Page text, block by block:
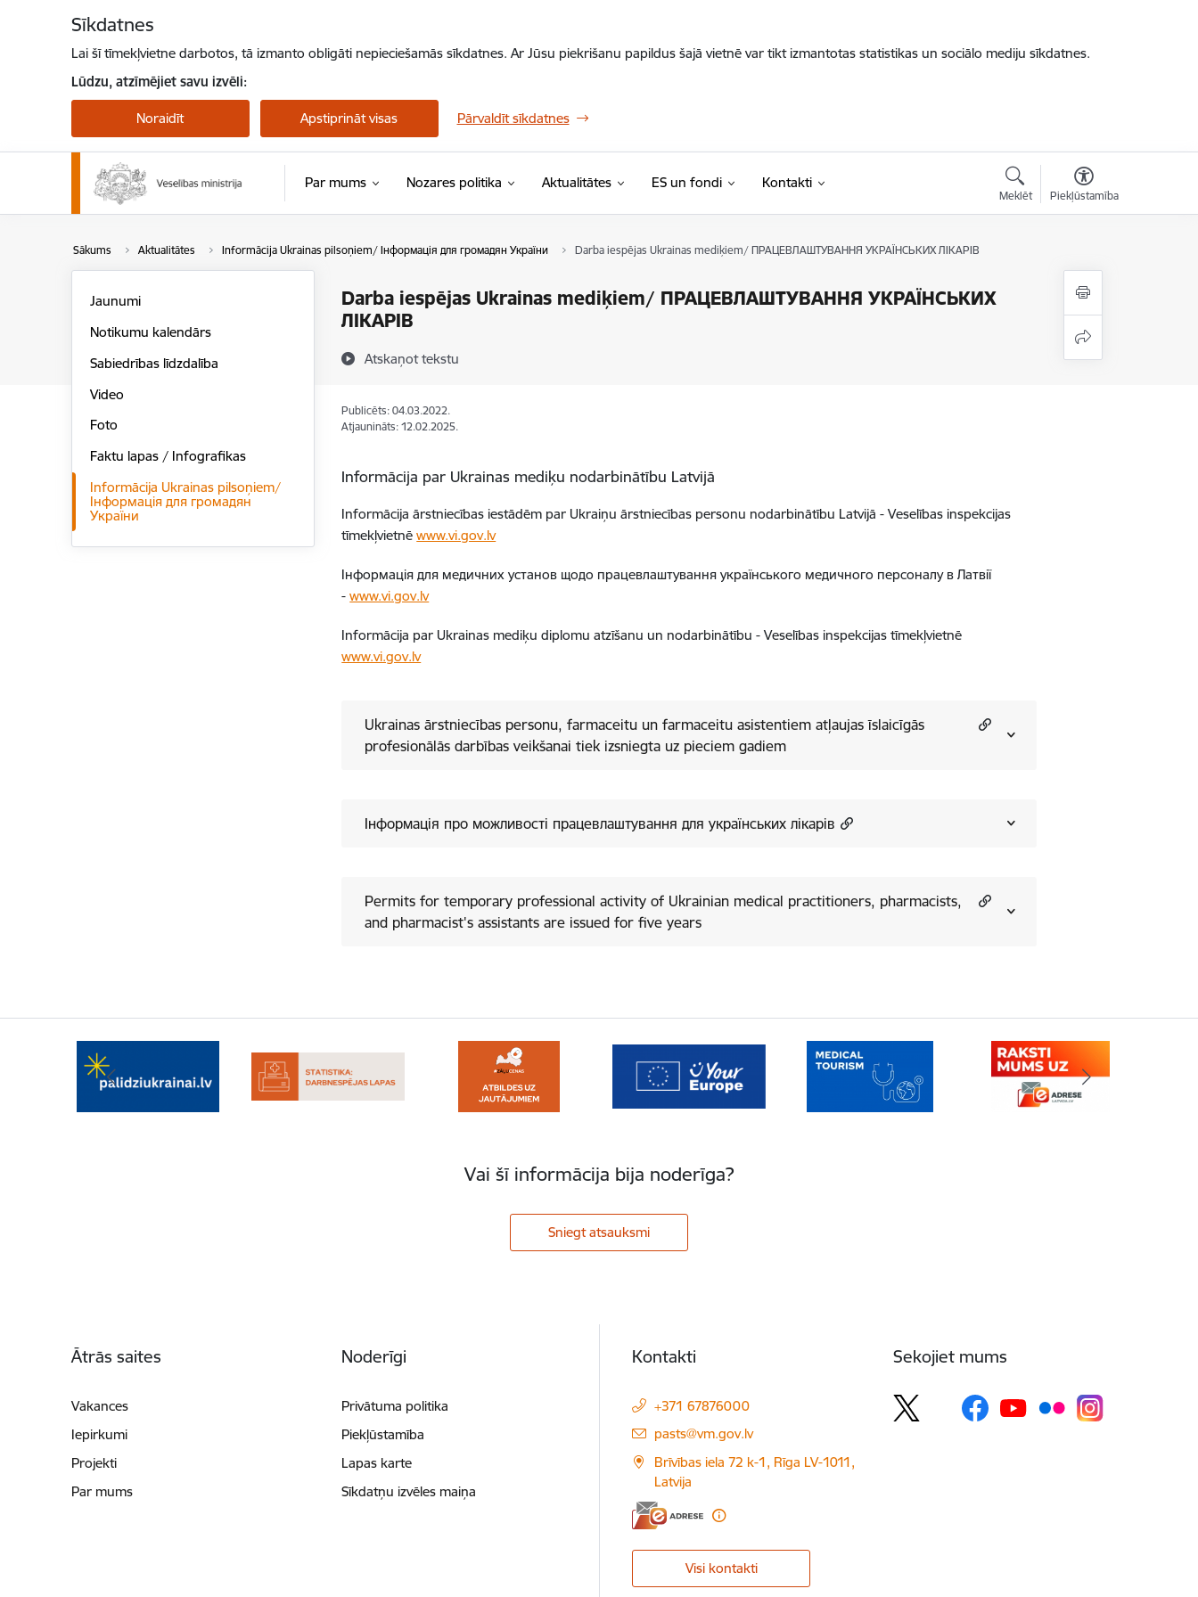
Sīkdatnes
Lai šī tīmekļvietne darbotos, tā izmanto obligāti nepieciešamās sīkdatnes. Ar Jūsu piekrišanu papildus šajā vietnē var tikt izmantotas statistikas un sociālo mediju sīkdatnes.
Lūdzu, atzīmējiet savu izvēli:
Noraidīt Apstiprināt visas Pārvaldīt sīkdatnes
Par mums Nozares politika Aktualitātes ES un fondi Kontakti
Meklēt Piekļūstamība
Sākums Aktualitātes Informācija Ukrainas pilsoņiem/ Інформація для громадян України Darba iespējas Ukrainas mediķiem/ ПРАЦЕВЛАШТУВАННЯ УКРАЇНСЬКИХ ЛІКАРІВ
Darba iespējas Ukrainas mediķiem/ ПРАЦЕВЛАШТУВАННЯ УКРАЇНСЬКИХ
ЛІКАРІВ
Atskaņot tekstu
Jaunumi
Notikumu kalendārs
Sabiedrības līdzdalība
Video
Foto
Faktu lapas / Infografikas
Informācija Ukrainas pilsoņiem/
Інформація для громадян
України
Publicēts: 04.03.2022.
Atjaunināts: 12.02.2025.
Informācija par Ukrainas mediķu nodarbinātību Latvijā
Informācija ārstniecības iestādēm par Ukraiņu ārstniecības personu nodarbinātību Latvijā - Veselības inspekcijas
tīmekļvietnēwww.vi.gov.lv
Інформація для медичних установ щодо працевлаштування українського медичного персоналу в Латвії
-www.vi.gov.lv
Informācija par Ukrainas mediķu diplomu atzīšanu un nodarbinātību - Veselības inspekcijas tīmekļvietnē
www.vi.gov.lv
Ukrainas ārstniecības personu, farmaceitu un farmaceitu asistentiem atļaujas īslaicīgās
profesionālās darbības veikšanai tiek izsniegta uz pieciem gadiem
Інформація про можливості працевлаштування для українських лікарів
Permits for temporary professional activity of Ukrainian medical practitioners, pharmacists,
and pharmacist's assistants are issued for five years
Vai šī informācija bija noderīga?
Sniegt atsauksmi
Ātrās saites
Vakances
Iepirkumi
Projekti
Par mums
Noderīgi
Privātuma politika
Piekļūstamība
Lapas karte
Sīkdatņu izvēles maiņa
Kontakti
+371 67876000
E-pasts:
pasts@vm.gov.lv
Brīvības iela 72 k-1, Rīga LV-1011,
Latvija
Visi kontakti
Sekojiet mums